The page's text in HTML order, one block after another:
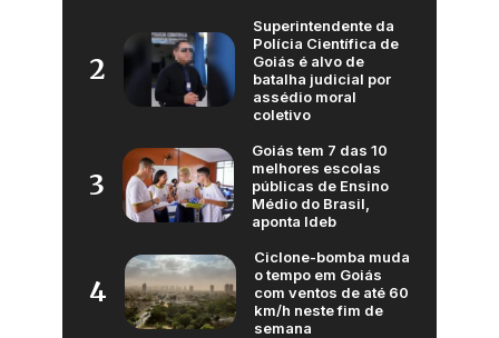
2
Superintendente da
Polícia Científica de
Goiás é alvo de
batalha judicial por
assédio moral
coletivo
3
Goiás tem 7 das 10
melhores escolas
públicas de Ensino
Médio do Brasil,
aponta Ideb
4
Ciclone-bomba muda
o tempo em Goiás
com ventos de até 60
km/h neste fim de
semana